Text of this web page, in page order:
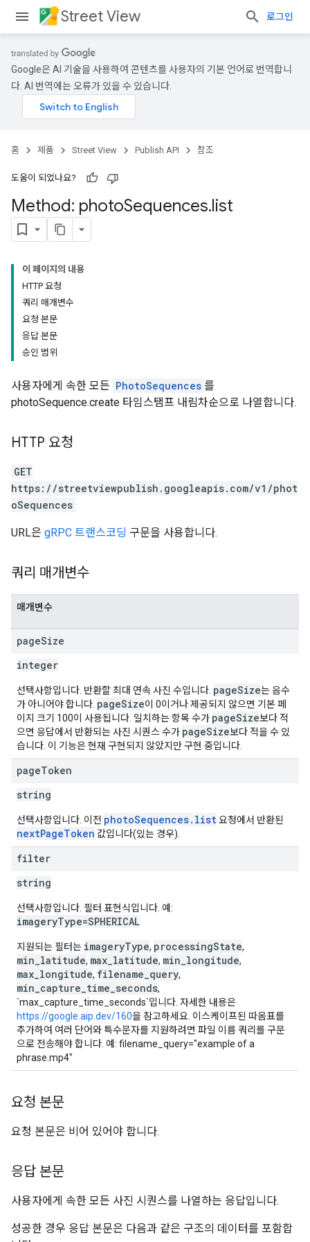
Street View 로그인
Google은 AI 기술을 사용하여 콘텐츠를 사용자의 기본 언어로 번역합니
다. AI 번역에는 오류가 있을 수 있습니다.
홈 제품 Street View Publish API 참조
도움이 되었나요?
Method: photoSequences.list
이 페이지의 내용
HTTP 요청
쿼리 매개변수
요청 본문
응답 본문
승인 범위
사용자에게 속한 모든 PhotoSequences 를
photoSequence.create 타임스탬프 내림차순으로 나열합니다.
HTTP 요청
GET
https://streetviewpublish.googleapis.com/v1/phot
oSequences
URL은 gRPC 트랜스코딩 구문을 사용합니다.
쿼리 매개변수
매개변수
pageSize
integer
선택사항입니다. 반환할 최대 연속 사진 수입니다. pageSize는 음수
가 아니어야 합니다. pageSize이 0이거나 제공되지 않으면 기본 페
이지 크기 100이 사용됩니다. 일치하는 항목 수가 pageSize보다 적
으면 응답에서 반환되는 사진 시퀀스 수가 pageSize보다 적을 수 있
습니다. 이 기능은 현재 구현되지 않았지만 구현 중입니다.
pageToken
string
선택사항입니다. 이전 photoSequences.list요청에서 반환된
nextPageToken 값입니다(있는 경우).
filter
string
선택사항입니다. 필터 표현식입니다. 예:
imageryType=SPHERICAL
지원되는 필터는 imageryType, processingState,
min_latitude, max_latitude, min_longitude,
max_longitude, filename_query,
min_capture_time_seconds,
`max_capture_time_seconds`입니다. 자세한 내용은
https://google.aip.dev/160을 참고하세요. 이스케이프된 따옴표를
추가하여 여러 단어와 특수문자를 지원하려면 파일 이름 쿼리를 구문
으로 전송해야 합니다. 예: filename_query="example of a
phrase.mp4"
요청 본문
요청 본문은 비어 있어야 합니다.
응답 본문
사용자에게 속한 모든 사진 시퀀스를 나열하는 응답입니다.
성공한 경우 응답 본문은 다음과 같은 구조의 데이터를 포함합